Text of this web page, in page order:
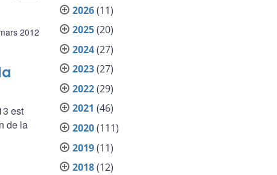
2012
est
de la
2026(11)
2025(20)
2024(27)
2023(27)
2022(29)
2021 (46)
2020(111)
2019(11)
2018(12)